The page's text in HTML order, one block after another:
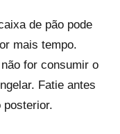
de pão pode
mais tempo.
for consumir o
Fatie antes
posterior.